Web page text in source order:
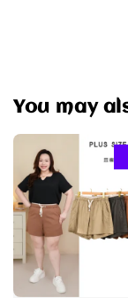
You may